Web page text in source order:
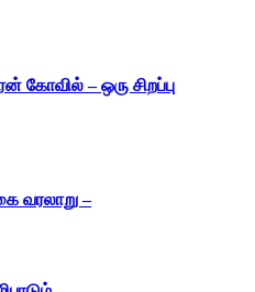
கோவில் – ஒரு சிறப்பு
வரலாறு –